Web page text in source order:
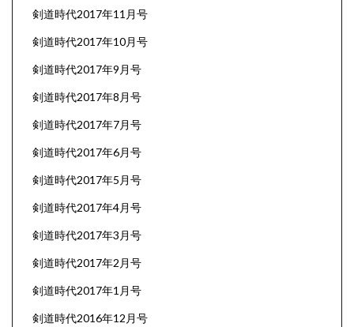
剣道時代2017年11月号
剣道時代2017年10月号
剣道時代2017年9月号
剣道時代2017年8月号
剣道時代2017年7月号
剣道時代2017年6月号
剣道時代2017年5月号
剣道時代2017年4月号
剣道時代2017年3月号
剣道時代2017年2月号
剣道時代2017年1月号
剣道時代2016年12月号